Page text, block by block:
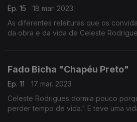
Ep. 15
18 mar. 2023
As diferentes releituras que os
da obra e da vida de Celeste
Fado Bicha "Chapéu Preto"
Ep. 11
17 mar. 2023
Celeste Rodrigues dormia pouco
perder tempo de vida." E teve uma